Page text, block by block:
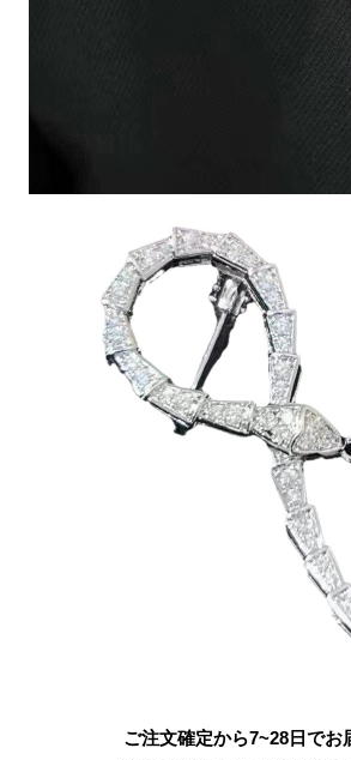
ご注文確定から7~28日でお